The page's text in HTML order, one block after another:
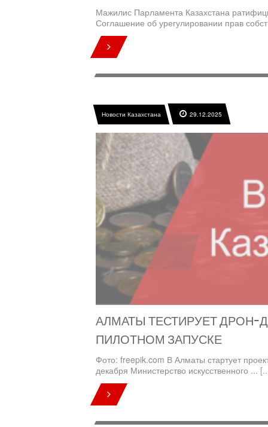
Мажилис Парламента Казахстана
Соглашение об урегулировании прав
Новости Казахстана 29.12.2025
АЛМАТЫ ТЕСТИРУЕТ ДРОН-
ПИЛОТНОМ ЗАПУСКЕ
Фото: freepik.com В Алматы стартует
декабря Министерство искусственного ...